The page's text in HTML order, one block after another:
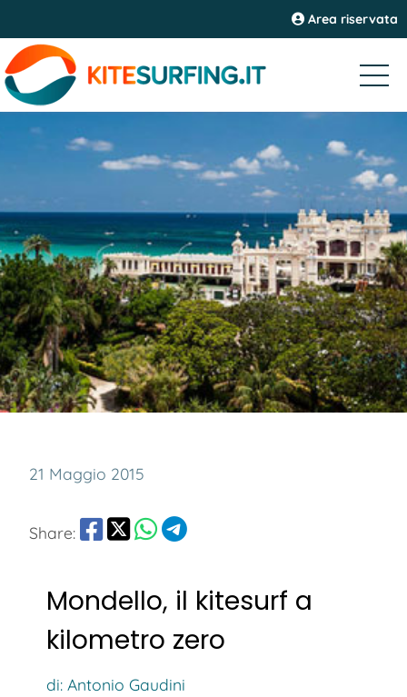
Area riservata
21 Maggio 2015
Share:
Mondello, il kitesurf a
kilometro zero
di: Antonio Gaudini